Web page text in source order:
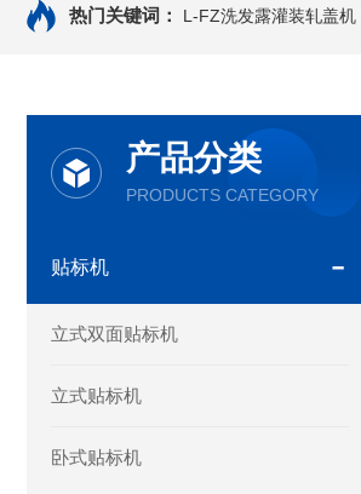
热门关键词： L-FZ洗发露灌装轧盖机
产品分类
PRODUCTS CATEGORY
贴标机
立式双面贴标机
立式贴标机
卧式贴标机